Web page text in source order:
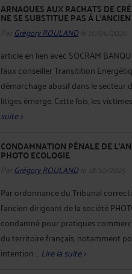
ARNAQUES AUX RACHATS DE
NE SE SUBSTITUE PAS À
Par Grégory ROULANDle 16/06/2026
article en lien avec SOCRAM
faux conseiller Transitition
démarchage abusif dans le
litiges émerge. Cette fois, les
suite >
CONDAMNATION PÉNALE DE
PHOTO ECOLOGIE
Par Grégory ROULANDle 18/10/2025
Par ordonnance du Tribunal
l'ancien dirigeant de la société
condamné pour pratiques
du territoire français, notamment
intention ...Lire la suite >